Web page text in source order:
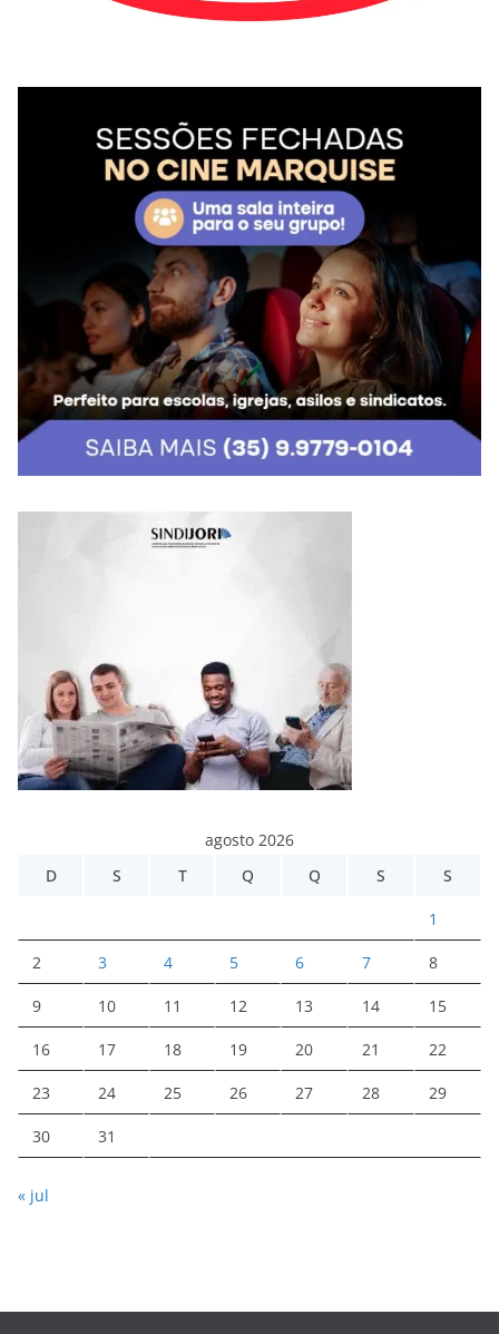
agosto 2026
D
S T Q Q S S
1
2 3 4 5 6 7 8
9 10 11 12 13 14 15
16 17 18 19 20 21 22
23 24 25 26 27 28 29
30 31
« jul